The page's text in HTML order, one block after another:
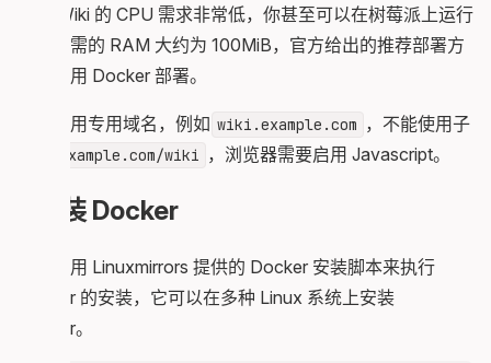
OtterWiki 的 CPU 需求非常低，你甚至可以在树莓派上运行
它。所需的 RAM 大约为 100MiB，官方给出的推荐部署方
式是使用 Docker 部署。
需要使用专用域名，例如 wiki.example.com ，不能使用子
example.com/wiki ，浏览器需要启用 Javascript。
安装 Docker
我们使用 Linuxmirrors 提供的 Docker 安装脚本来执行
Docker 的安装，它可以在多种 Linux 系统上安装
Docker。